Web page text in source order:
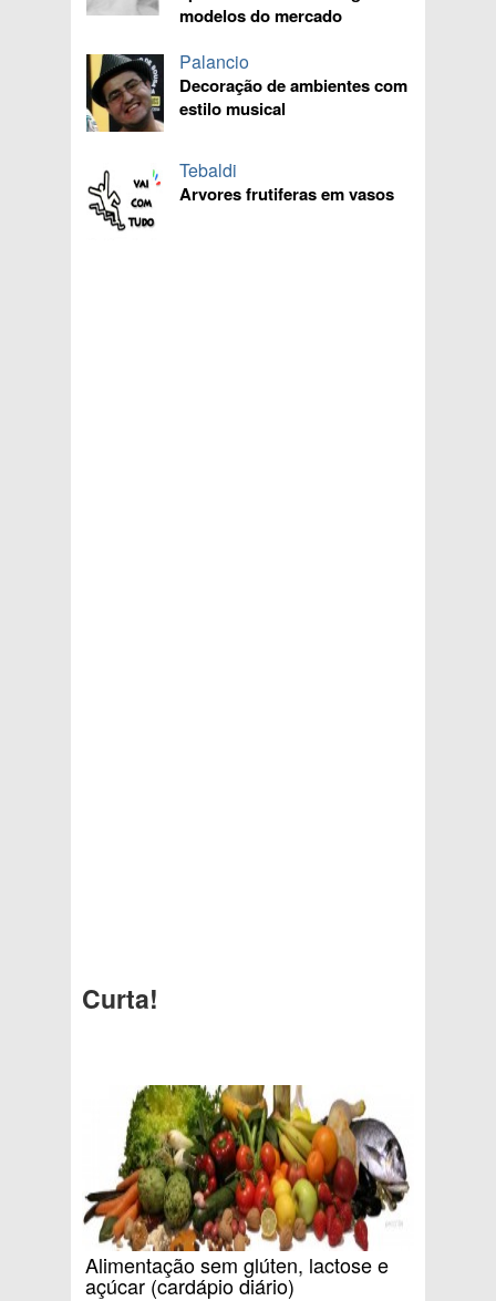
modelos do mercado
Palancio
Decoração de ambientes com
estilo musical
Tebaldi
Arvores frutiferas em vasos
Curta!
Alimentação sem glúten, lactose e
açúcar (cardápio diário)